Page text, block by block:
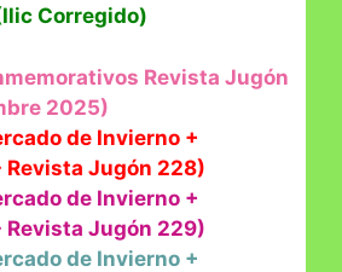
Corregido)
Revista Jugón
2025)
de Invierno +
Jugón 228)
de Invierno +
Jugón 229)
de Invierno +